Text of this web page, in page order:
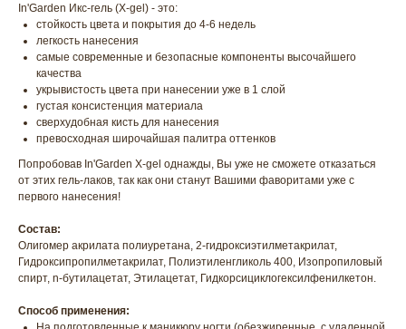
In'Garden Икс-гель (X-gel) - это:
стойкость цвета и покрытия до 4-6 недель
легкость нанесения
самые современные и безопасные компоненты высочайшего
качества
укрывистость цвета при нанесении уже в 1 слой
густая консистенция материала
сверхудобная кисть для нанесения
превосходная широчайшая палитра оттенков
Попробовав In'Garden X-gel однажды, Вы уже не сможете отказаться
от этих гель-лаков, так как они станут Вашими фаворитами уже с
первого нанесения!
Состав:
Олигомер акрилата полиуретана, 2-гидроксиэтилметакрилат,
Гидроксипропилметакрилат, Полиэтиленгликоль 400, Изопропиловый
спирт, n-бутилацетат, Этилацетат, Гидкорсициклогексилфенилкетон.
Способ применения: